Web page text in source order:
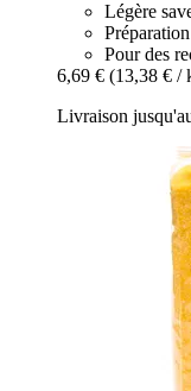
Légère
Pour des
6,69 € (13,38 € /
Livraison